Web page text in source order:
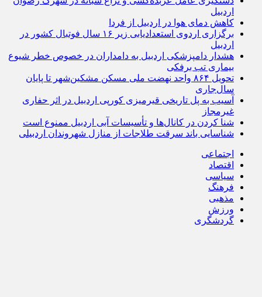
اردبیل
کاهش دمای هوا در اردبیل از فردا
برگزاری اردوی استعدادیابی زیر ۱۶ سال فوتبال کشور در
اردبیل
هشدار دامپزشکی اردبیل به دامداران در خصوص خطر شیوع
بیماری تب برفکی
تحویل ۸۶۴ واحد نهضت ملی مسکن مشکین‌شهر تا پایان
سال‌جاری
آسیب به پل تاریخی قیرمیزی کورپی اردبیل در اثر حفاری
غیرمجاز
شنا کردن در کانال‌ها و تأسیسات آبی اردبیل ممنوع است
شناسایی باند سرقت طلاجات از منازل شهروندان اردبیلی
اجتماعی
اقتصاد
سیاسی
فرهنگ
مذهبی
ورزش
گردشگری